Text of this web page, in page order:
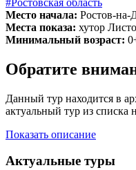
Место начала: Ростов-на-
Места показа: хутор
Минимальный возраст:
Обратите
Данный тур находится в
актуальный тур из списка
Показать описание
Актуальные туры